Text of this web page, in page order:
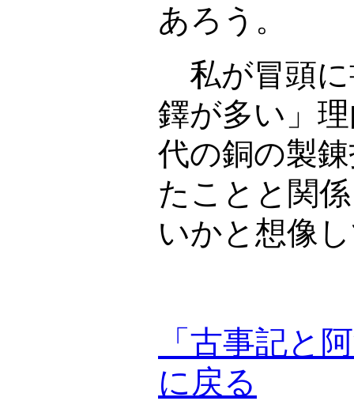
あろう。
私が冒頭に
鐸が多い」
代の銅の製
たことと関
いかと想像
「古事記と
に戻る